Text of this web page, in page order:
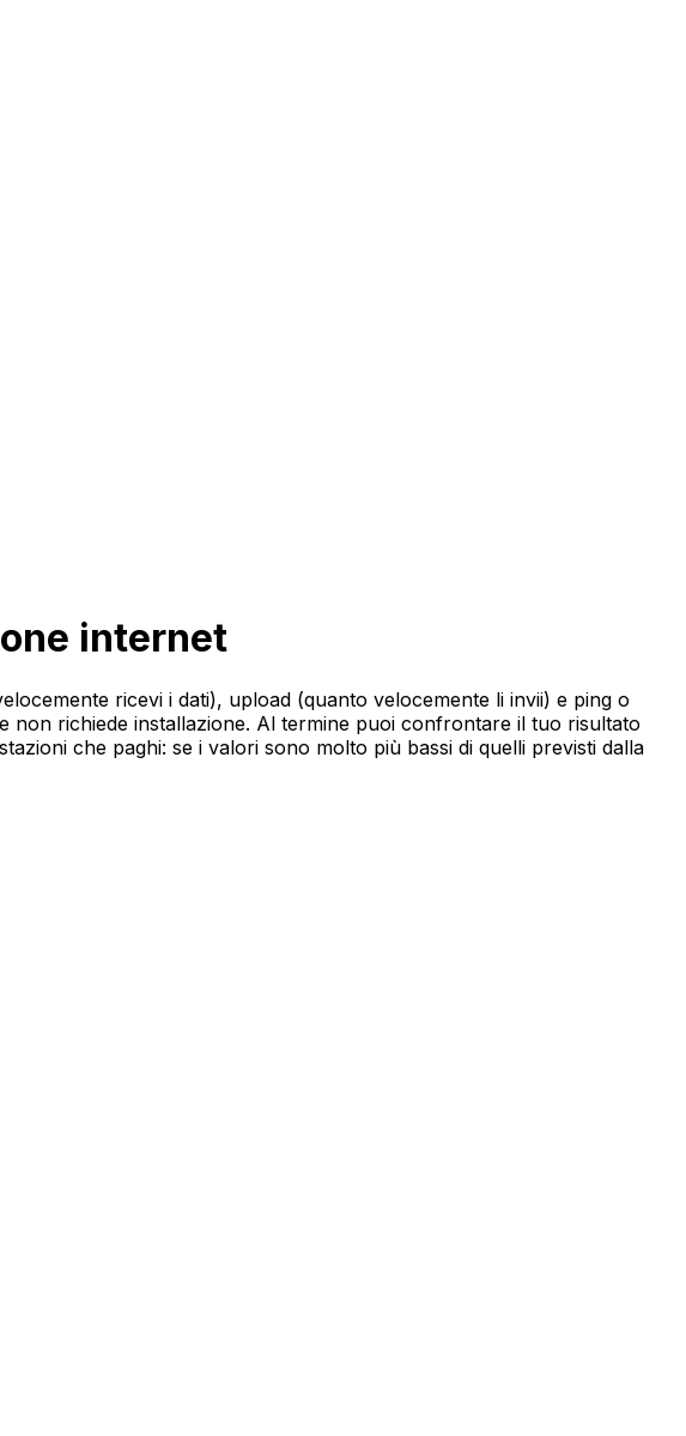
internet
ricevi i dati), upload (quanto velocemente li invii) e ping o
non richiede installazione. Al termine puoi confrontare il tuo risultato
che paghi: se i valori sono molto più bassi di quelli previsti dalla